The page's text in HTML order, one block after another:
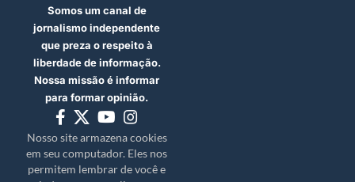
Somos um canal de
jornalismo independente
que preza o respeito à
liberdade de informação.
Nossa missão é informar
para formar opinião.
Nosso site armazena cookies
em seu computador. Eles nos
permitem lembrar de você e